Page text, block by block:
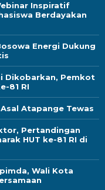
Inspiratif
Berdayakan
Energi Dukung
Dikobarkan, Pemkot
81 RI
Atapange Tewas
Pertandingan
HUT ke-81 RI di
Wali Kota